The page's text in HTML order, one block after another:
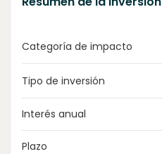
Categoría de impacto
Tipo de inversión
Interés anual
Plazo